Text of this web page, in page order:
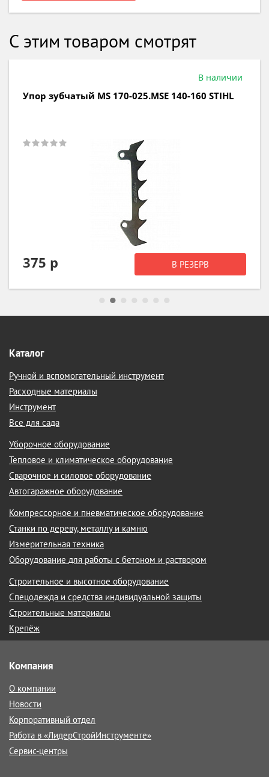
С этим товаром смотрят
В наличии
Упор зубчатый MS 170-025.MSE 140-160 STIHL
375 р В РЕЗЕРВ
Каталог
Ручной и вспомогательный инструмент
Расходные материалы
Инструмент
Все для сада
Уборочное оборудование
Тепловое и климатическое оборудование
Сварочное и силовое оборудование
Автогаражное оборудование
Компрессорное и пневматическое оборудование
Станки по дереву, металлу и камню
Измерительная техника
Оборудование для работы с бетоном и раствором
Строительное и высотное оборудование
Спецодежда и средства индивидуальной защиты
Строительные материалы
Крепёж
Компания
О компании
Новости
Корпоративный отдел
Работа в «ЛидерСтройИнструменте»
Сервис-центры